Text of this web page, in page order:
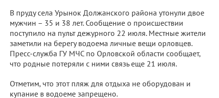
В пруду села Урынок Должанского района утонули двое
мужчин – 35 и 38 лет. Сообщение о происшествии
поступило на пульт дежурного 22 июля. Местные жители
заметили на берегу водоема личные вещи орловцев.
Пресс-служба ГУ МЧС по Орловской области сообщает,
что родные потеряли с ними связь еще 21 июля.
Отметим, что этот пляж для отдыха не оборудован и
купание в водоеме запрещено.